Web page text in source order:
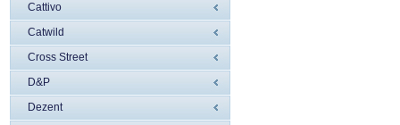
Cattivo
Catwild
Cross Street
D&P
Dezent